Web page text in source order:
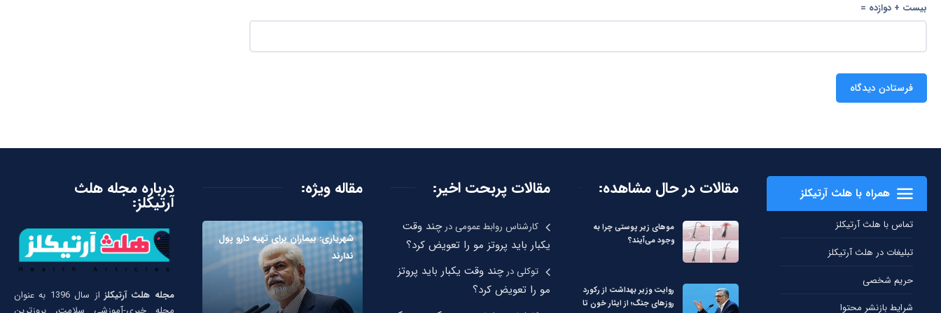
بیست + دوازده =
همراه با هلث آرتیکلز
تماس با هلث آرتیکلز
تبلیغات در هلث آرتیکلز
حریم شخصی
شرایط بازنشر محتوا
مقالات در حال مشاهده:
مو‌های زیر پوستی چرا به
وجود می‌آیند؟
روایت وزیر بهداشت از رکورد
روزهای جنگ؛ از ایثار خون تا
مقالات پربحت اخیر:
کارشناس روابط عمومیدرچند وقت
یکبار باید پروتز مو را تعویض کرد؟
توکلیدرچند وقت یکبار باید پروتز
مو را تعویض کرد؟
مقاله ویژه:
شهریاری: بیماران برای تهیه دارو پول
ندارند
درباره مجله هلث
آرتیکلز:
مجله هلث آرتیکلز
از سال 1396 به عنوان